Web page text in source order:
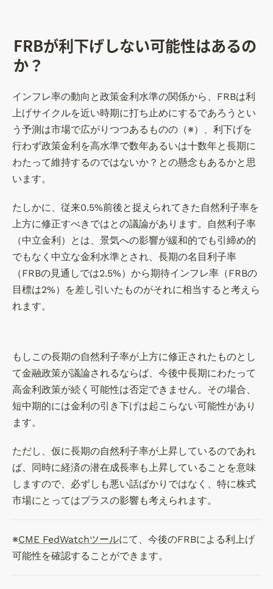
FRBが利下げしない可能性はあるの
か？
インフレ率の動向と政策金利水準の関係から、FRBは利
上げサイクルを近い時期に打ち止めにするであろうとい
う予測は市場で広がりつつあるものの（※）、利下げを
行わず政策金利を高水準で数年あるいは十数年と長期に
わたって維持するのではないか？との懸念もあるかと思
います。
たしかに、従来0.5%前後と捉えられてきた自然利子率を
上方に修正すべきではとの議論があります。自然利子率
（中立金利）とは、景気への影響が緩和的でも引締め的
でもなく中立な金利水準とされ、長期の名目利子率
（FRBの見通しでは2.5%）から期待インフレ率（FRBの
目標は2%）を差し引いたものがそれに相当すると考えら
れます。
もしこの長期の自然利子率が上方に修正されたものとし
て金融政策が議論されるならば、今後中長期にわたって
高金利政策が続く可能性は否定できません。その場合、
短中期的には金利の引き下げは起こらない可能性があり
ます。
ただし、仮に長期の自然利子率が上昇しているのであれ
ば、同時に経済の潜在成長率も上昇していることを意味
しますので、必ずしも悪い話ばかりではなく、特に株式
市場にとってはプラスの影響も考えられます。
※CME FedWatchツールにて、今後のFRBによる利上げ
可能性を確認することができます。